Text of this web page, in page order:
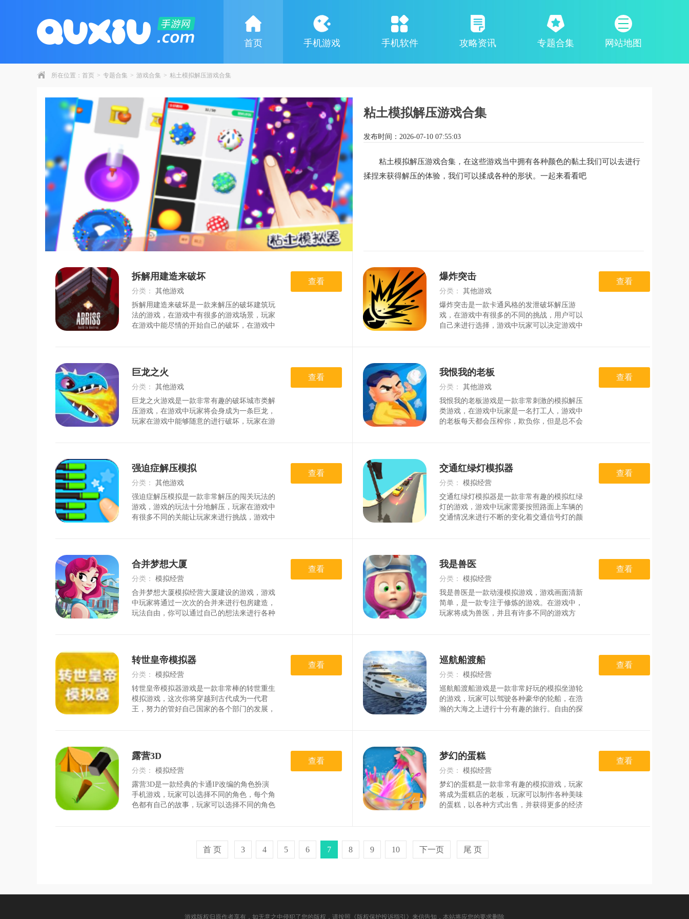
网站地图
首页 手机游戏 手机软件 攻略资讯 专题合集
所在位置： 首页 > 专题合集 > 游戏合集 > 粘土模拟解压游戏合集
粘土模拟解压游戏合集
发布时间： 2026-07-10 07:55:03
粘土模拟解压游戏合集，在这些游戏当中拥有各种颜色的黏土我们可以去进行
揉捏来获得解压的体验，我们可以揉成各种的形状。一起来看看吧
拆解用建造来破坏
分类： 其他游戏
时间：2026-08-03
拆解用建造来破坏是一款来解压的破坏建筑玩
法的游戏，在游戏中有很多的游戏场景，玩家
在游戏中能尽情的开始自己的破坏，在游戏中
通过建造摧毁装置来破坏目标建筑。2、在搭
建装置过程中，玩家可自由选择零部件，通过
攻略关卡之后还能解锁新的部件。3、同时玩
家还能重新挑战先前地关卡，经过不断优化，
查看 爆炸突击
分类： 其他游戏
时间：2026-07-31
爆炸突击是一款卡通风格的发泄破坏解压游
戏，在游戏中有很多的不同的挑战，用户可以
自己来进行选择，游戏中玩家可以决定游戏中
更真实和刺激，把炸弹放在不同的位置，放在
正确的位置，然后等待敌人杀死它。2，游戏
难度不是很高，是一个极好的破坏过程，释放
玩家的压力，玩家可以决定这个东西是会爆炸
还
查看
巨龙之火
分类： 其他游戏
时间：2026-07-24
巨龙之火游戏是一款非常有趣的破坏城市类解
压游戏，在游戏中玩家将会身成为一条巨龙，
玩家在游戏中能够随意的进行破坏，玩家在游
大的攻击来帮助你击败各种龙。2、你的攻击
越强大，你打败敌人就越多很简单，这里是非
常有竞争力的水平。3、你可以在不同的领域
自由战斗!只有通过不断的战斗，你才能成为
查看 我恨我的老板
分类： 其他游戏
时间：2026-08-01
我恨我的老板游戏是一款非常刺激的模拟解压
类游戏，在游戏中玩家是一名打工人，游戏中
的老板每天都会压榨你，欺负你，但是总不会
奇葩老板总是给你这个刚出社会的小青年画大
饼。2、干三人的工作给一人的钱，美其名曰
为你提供历练的机会，终于有一天你对着这些
事情忍无可忍的时候，3、拿起身边趁手的工
查看
强迫症解压模拟
分类： 其他游戏
时间：2026-07-25
强迫症解压模拟是一款非常解压的闯关玩法的
游戏，游戏的玩法十分地解压，玩家在游戏中
有很多不同的关能让玩家来进行挑战，游戏中
完成，非常的减压有趣。2、每一个小游戏当
你闯关成功的时候，你都可以提升自己的积
分，获取奖励。3、心情不好的玩家来体验一
把，可以快速放松自己，同时沉浸其中的玩游
戏
查看 交通红绿灯模拟器
分类： 模拟经营
时间：2026-07-27
交通红绿灯模拟器是一款非常有趣的模拟红绿
灯的游戏，游戏中玩家需要按照路面上车辆的
交通情况来进行不断的变化着交通信号灯的颜
验。2.交通灯的设计与这里的交通状况密切相
关。设置后，不要阻止重新检查。3.随着挑战
的加深，有更多的十字路口和更多的交通灯供
您控制。游戏亮点1.随时随地免费旅游
查看
合并梦想大厦
分类： 模拟经营
时间：2026-07-25
合并梦想大厦模拟经营大厦建设的游戏，游戏
中玩家将通过一次次的合并来进行包房建造，
玩法自由，你可以通过自己的想法来进行各种
以不是只有你一个人，都充满了挑战，希望建
筑是独一无二的。2，游戏内容非常丰富，主
要是关卡非常多，会不一样，还有背景音乐，
省去了时间，给你带来更好的心情。3，操作
上
查看 我是兽医
分类： 模拟经营
时间：2026-08-02
我是兽医是一款动漫模拟游戏，游戏画面清新
简单，是一款专注于修炼的游戏。在游戏中，
玩家将成为兽医，并且有许多不同的游戏方
进行治疗，并让他们成长起来。2.非常好玩的
休闲游戏，每天也会有很多任务出现，非常有
趣的救援游戏。3.更有大量的游戏关卡，需要
收集各种道具，快来闯关吧。游戏特色1
查看
转世皇帝模拟器
分类： 模拟经营
时间：2026-07-31
转世皇帝模拟器游戏是一款非常棒的转世重生
模拟游戏，这次你将穿越到古代成为一代君
王，努力的管好自己国家的各个部门的发展，
使得广大玩家感到无比沉浸，丰富流行的元素
融入；2、每一次的体验感都极棒，展现出自
己不一般的风采魅力；3、攻略皇帝身边的人
物，与其建立更加深厚的利益联系啦！游戏特
色
查看 巡航船渡船
分类： 模拟经营
时间：2026-07-31
巡航船渡船游戏是一款非常好玩的模拟坐游轮
的游戏，玩家可以驾驶各种豪华的轮船，在浩
瀚的大海之上进行十分有趣的旅行。自由的探
意思的游戏。游戏中趣味感受是无限的;2、玩
家可以在游戏里面感受自由的探索冒险体验，
完成各种各样形形色色的停泊游戏任务;3、游
戏的总体操作非常的简单，好好地力度就
查看
露营3D
分类： 模拟经营
时间：2026-08-04
露营3D是一款经典的卡通IP改编的角色扮演
手机游戏，玩家可以选择不同的角色，每个角
色都有自己的故事，玩家可以选择不同的角色
杂的战斗，这会给你带来更多有趣的游戏组
合。游戏特色1、玩家能够自己驾驶汽车来进
查看 梦幻的蛋糕
分类： 模拟经营
时间：2026-07-24
梦幻的蛋糕是一款非常有趣的模拟游戏，玩家
将成为蛋糕店的老板，玩家可以制作各种美味
的蛋糕，以各种方式出售，并获得更多的经济
装，来卖出更高的价格。2、游戏当中有着很
多的任务，玩家可以去自由的完成这些任务，
查看
首 页 3 4 5 6 7 8 9 10 下一页 尾 页
游戏版权归原作者享有，如无意之中侵犯了您的版权，请按照《版权保护投诉指引》来信告知，本站将应您的要求删除